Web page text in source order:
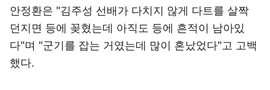
안정환은 "김주성 선배가 다치지 않게 다트를 살짝
던지면 등에 꽂혔는데 아직도 등에 흔적이 남아있
다"며 "군기를 잡는 거였는데 많이 혼났었다"고 고백
했다.